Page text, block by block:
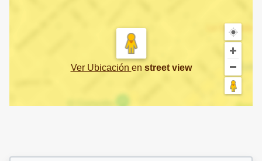
Ver Ubicación en street view